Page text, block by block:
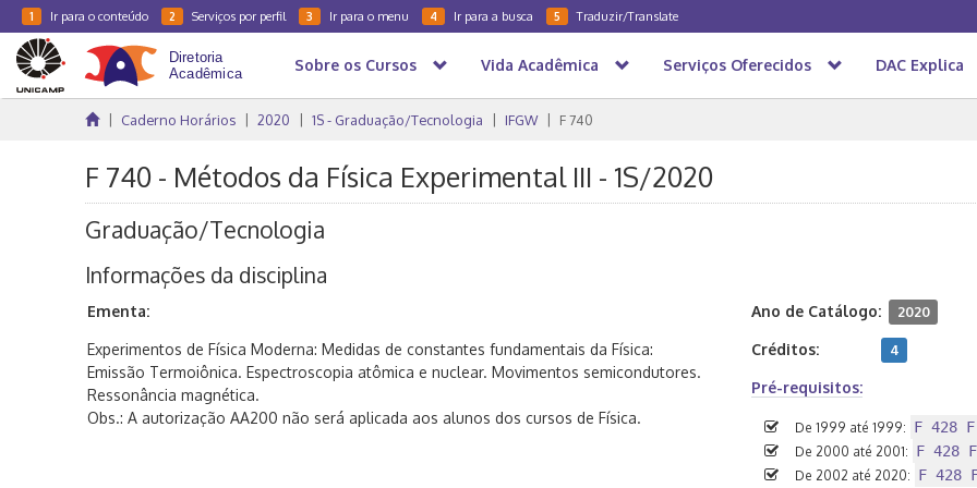
1 Ir para o conteúdo 2 Serviços por perfil 3 Ir para o menu 4 Ir para a busca 5 Traduzir/Translate
Sobre os Cursos Vida Acadêmica Serviços Oferecidos DAC Explica
Caderno Horários 2020 1S - Graduação/Tecnologia IFGW F 740
F 740 - Métodos da Física Experimental III - 1S/2020
Graduação/Tecnologia
Informações da disciplina
Ementa:
Experimentos de Física Moderna: Medidas de constantes fundamentais da Física:
Emissão Termoiônica. Espectroscopia atômica e nuclear. Movimentos semicondutores.
Ressonância magnética.
Obs.: A autorização AA200 não será aplicada aos alunos dos cursos de Física.
Ano de Catálogo: 2020
Créditos: 4
Pré-requisitos:
De 1999 até 1999: F 428
De 2000 até 2001: F 428
De 2002 até 2020: F 428